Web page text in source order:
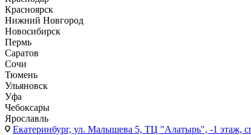
Красноярск
Нижний Новгород
Новосибирск
Пермь
Саратов
Сочи
Тюмень
Ульяновск
Уфа
Чебоксары
Ярославль
Екатеринбург, ул. Малышева 5, ТЦ "Алатырь", -1 этаж,